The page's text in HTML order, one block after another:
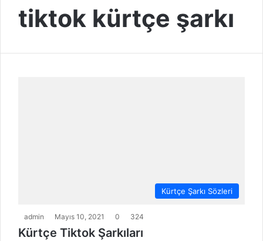
tiktok kürtçe şarkı
Kürtçe Şarkı Sözleri
admin Mayıs 10, 2021 0 324
Kürtçe Tiktok Şarkıları